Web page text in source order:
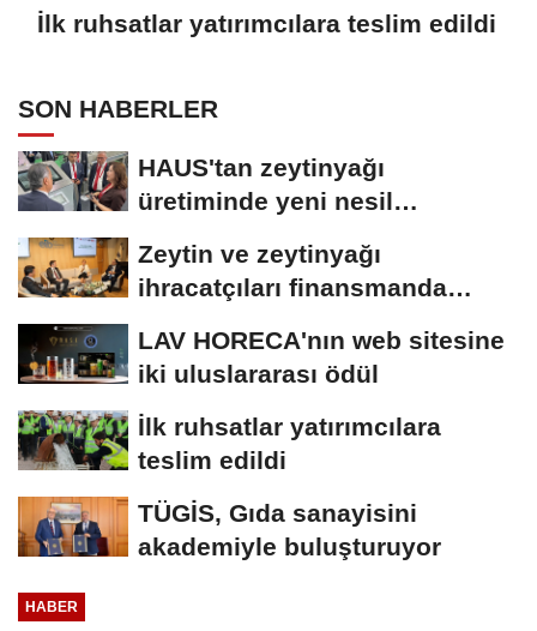
İlk ruhsatlar yatırımcılara teslim edildi
SON HABERLER
HAUS'tan zeytinyağı
üretiminde yeni nesil
Zeytin ve zeytinyağı
ihracatçıları finansmanda
LAV HORECA'nın web sitesine
iki uluslararası ödül
İlk ruhsatlar yatırımcılara
teslim edildi
TÜGİS, Gıda sanayisini
akademiyle buluşturuyor
HABER